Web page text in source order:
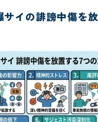
サイの誹謗中傷を